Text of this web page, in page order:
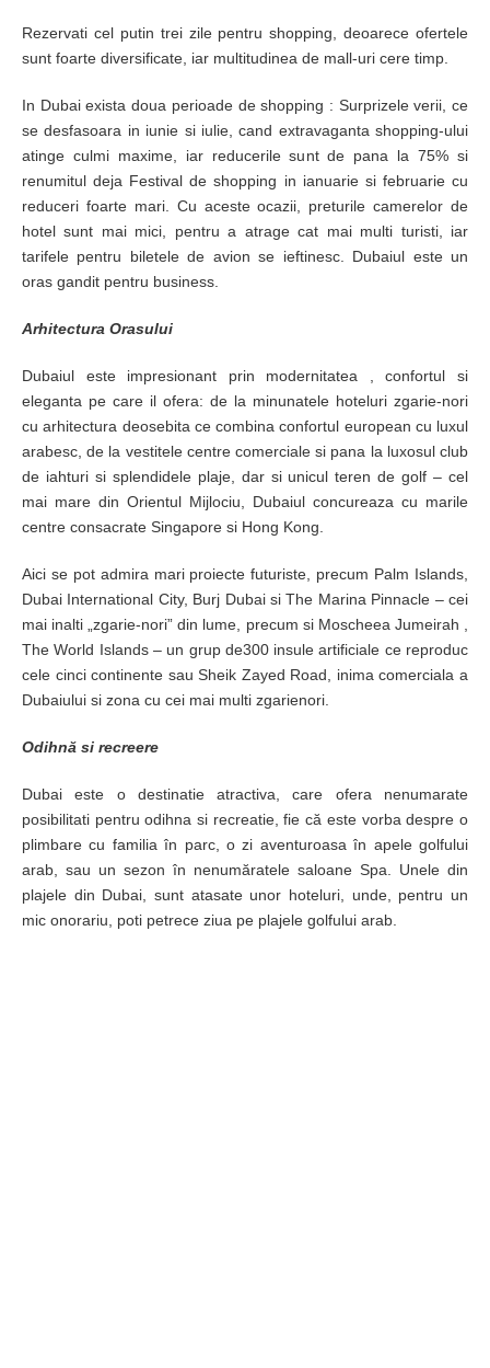
Rezervati cel putin trei zile pentru shopping, deoarece ofertele
sunt foarte diversificate, iar multitudinea de mall-uri cere timp.
In Dubai exista doua perioade de shopping : Surprizele verii, ce
se desfasoara in iunie si iulie, cand extravaganta shopping-ului
atinge culmi maxime, iar reducerile sunt de pana la 75% si
renumitul deja Festival de shopping in ianuarie si februarie cu
reduceri foarte mari. Cu aceste ocazii, preturile camerelor de
hotel sunt mai mici, pentru a atrage cat mai multi turisti, iar
tarifele pentru biletele de avion se ieftinesc. Dubaiul este un
oras gandit pentru business.
Arhitectura Orasului
Dubaiul este impresionant prin modernitatea , confortul si
eleganta pe care il ofera: de la minunatele hoteluri zgarie-nori
cu arhitectura deosebita ce combina confortul european cu luxul
arabesc, de la vestitele centre comerciale si pana la luxosul club
de iahturi si splendidele plaje, dar si unicul teren de golf – cel
mai mare din Orientul Mijlociu, Dubaiul concureaza cu marile
centre consacrate Singapore si Hong Kong.
Aici se pot admira mari proiecte futuriste, precum Palm Islands,
Dubai International City, Burj Dubai si The Marina Pinnacle – cei
mai inalti „zgarie-nori” din lume, precum si Moscheea Jumeirah ,
The World Islands – un grup de300 insule artificiale ce reproduc
cele cinci continente sau Sheik Zayed Road, inima comerciala a
Dubaiului si zona cu cei mai multi zgarienori.
Odihnă si recreere
Dubai este o destinatie atractiva, care ofera nenumarate
posibilitati pentru odihna si recreatie, fie că este vorba despre o
plimbare cu familia în parc, o zi aventuroasa în apele golfului
arab, sau un sezon în nenumăratele saloane Spa. Unele din
plajele din Dubai, sunt atasate unor hoteluri, unde, pentru un
mic onorariu, poti petrece ziua pe plajele golfului arab.